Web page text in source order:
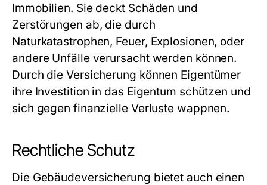
Immobilien. Sie deckt Schäden und
Zerstörungen ab, die durch
Naturkatastrophen, Feuer, Explosionen, oder
andere Unfälle verursacht werden können.
Durch die Versicherung können Eigentümer
ihre Investition in das Eigentum schützen und
sich gegen finanzielle Verluste wappnen.
Rechtliche Schutz
Die Gebäudeversicherung bietet auch einen